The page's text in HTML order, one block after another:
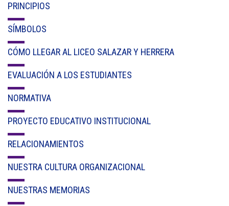
PRINCIPIOS
SÍMBOLOS
CÓMO LLEGAR AL LICEO SALAZAR Y HERRERA
EVALUACIÓN A LOS ESTUDIANTES
NORMATIVA
PROYECTO EDUCATIVO INSTITUCIONAL
RELACIONAMIENTOS
NUESTRA CULTURA ORGANIZACIONAL
NUESTRAS MEMORIAS